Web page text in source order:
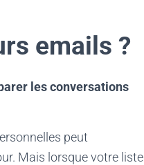
emails ?
les conversations
peut
Mais lorsque votre liste